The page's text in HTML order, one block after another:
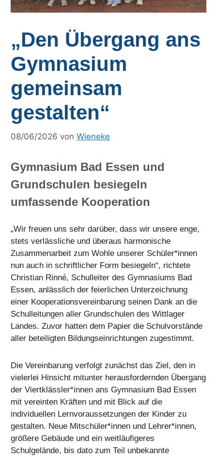
„Den Übergang ans
Gymnasium
gemeinsam
gestalten“
08/06/2026 von Wieneke
Gymnasium Bad Essen und
Grundschulen besiegeln
umfassende Kooperation
„Wir freuen uns sehr darüber, dass wir unsere enge,
stets verlässliche und überaus harmonische
Zusammenarbeit zum Wohle unserer Schüler*innen
nun auch in schriftlicher Form besiegeln“, richtete
Christian Rinné, Schulleiter des Gymnasiums Bad
Essen, anlässlich der feierlichen Unterzeichnung
einer Kooperationsvereinbarung seinen Dank an die
Schulleitungen aller Grundschulen des Wittlager
Landes. Zuvor hatten dem Papier die Schulvorstände
aller beteiligten Bildungseinrichtungen zugestimmt.
Die Vereinbarung verfolgt zunächst das Ziel, den in
vielerlei Hinsicht mitunter herausfordernden Übergang
der Viertklässler*innen ans Gymnasium Bad Essen
mit vereinten Kräften und mit Blick auf die
individuellen Lernvoraussetzungen der Kinder zu
gestalten. Neue Mitschüler*innen und Lehrer*innen,
größere Gebäude und ein weitläufigeres
Schulgelände, bis dato zum Teil unbekannte